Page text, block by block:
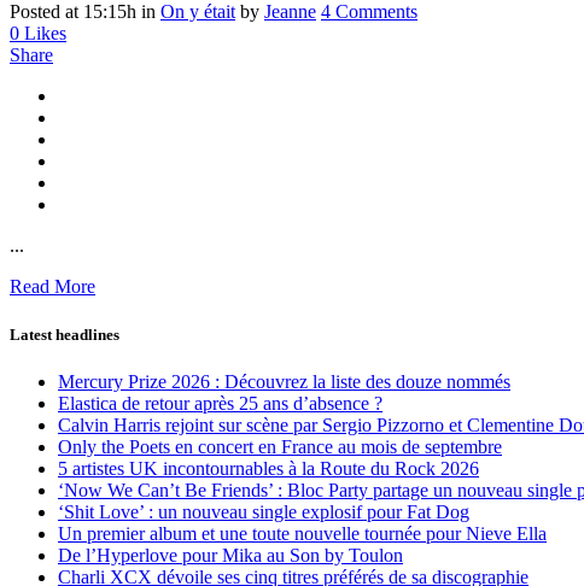
Posted at 15:15h in On y était by Jeanne 4 Comments
0 Likes
Share
...
Read More
Latest headlines
Mercury Prize 2026 : Découvrez la liste des douze nommés
Elastica de retour après 25 ans d’absence ?
Calvin Harris rejoint sur scène par Sergio Pizzorno et Clementine
Only the Poets en concert en France au mois de septembre
5 artistes UK incontournables à la Route du Rock 2026
‘Now We Can’t Be Friends’ : Bloc Party partage un nouveau single
‘Shit Love’ : un nouveau single explosif pour Fat Dog
Un premier album et une toute nouvelle tournée pour Nieve Ella
De l’Hyperlove pour Mika au Son by Toulon
Charli XCX dévoile ses cinq titres préférés de sa discographie